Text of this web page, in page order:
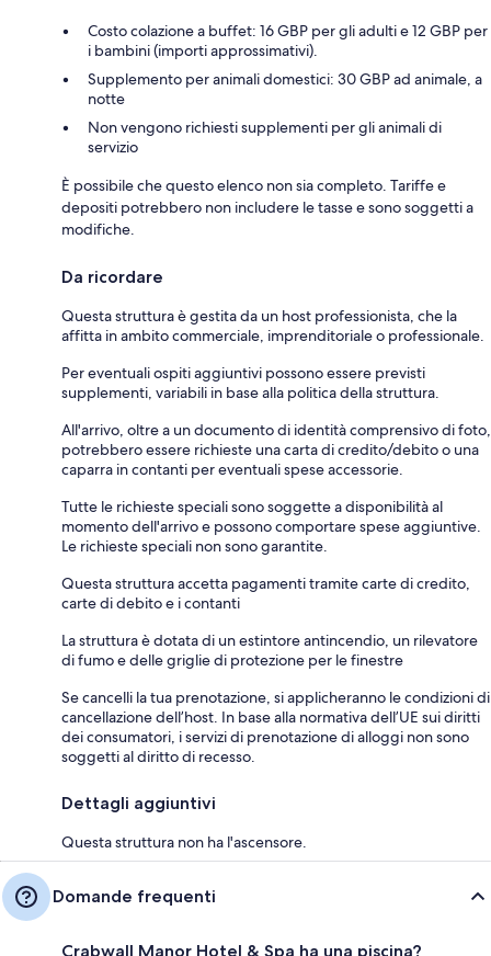
Costo colazione a buffet: 16 GBP per gli adulti e 12 GBP per
i bambini (importi approssimativi).
Supplemento per animali domestici: 30 GBP ad animale, a
notte
Non vengono richiesti supplementi per gli animali di
servizio
È possibile che questo elenco non sia completo. Tariffe e
depositi potrebbero non includere le tasse e sono soggetti a
modifiche.
Da ricordare
Questa struttura è gestita da un host professionista, che la
affitta in ambito commerciale, imprenditoriale o professionale.
Per eventuali ospiti aggiuntivi possono essere previsti
supplementi, variabili in base alla politica della struttura.
All'arrivo, oltre a un documento di identità comprensivo di foto,
potrebbero essere richieste una carta di credito/debito o una
caparra in contanti per eventuali spese accessorie.
Tutte le richieste speciali sono soggette a disponibilità al
momento dell'arrivo e possono comportare spese aggiuntive.
Le richieste speciali non sono garantite.
Questa struttura accetta pagamenti tramite carte di credito,
carte di debito e i contanti
La struttura è dotata di un estintore antincendio, un rilevatore
di fumo e delle griglie di protezione per le finestre
Se cancelli la tua prenotazione, si applicheranno le condizioni di
cancellazione dell’host. In base alla normativa dell’UE sui diritti
dei consumatori, i servizi di prenotazione di alloggi non sono
soggetti al diritto di recesso.
Dettagli aggiuntivi
Questa struttura non ha l'ascensore.
Domande frequenti
Crabwall Manor Hotel & Spa ha una piscina?